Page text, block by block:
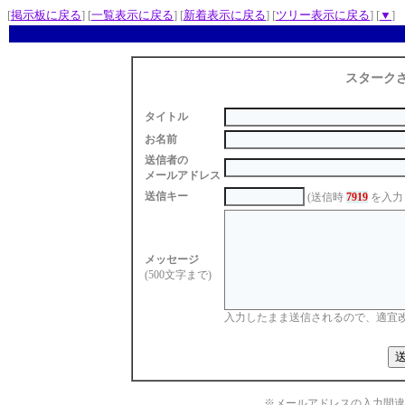
[掲示板に戻る] [一覧表示に戻る] [新着表示に戻る] [ツリー表示に戻る] [▼ ]
スターク
タイトル
お名前
送信者の
メールアドレス
送信キー
(送信時 7919を入力
メッセージ
(500文字まで)
入力したまま送信されるので、適宜